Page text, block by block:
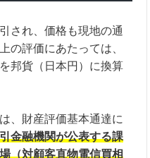
され、価格も現地の通
の評価にあたっては、
邦貨（日本円）に換算
、財産評価基本通達に
金融機関が公表する課
（対顧客直物電信買相